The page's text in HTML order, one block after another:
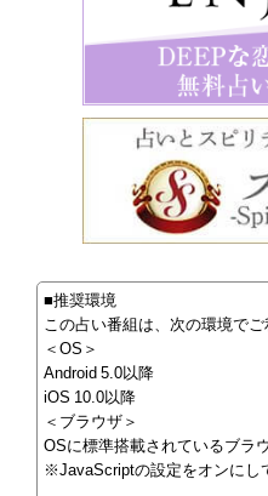
■推奨環境
この占い番組は、次の環境でご
＜OS＞
Android 5.0以降
iOS 10.0以降
＜ブラウザ＞
OSに標準搭載されているブラウ
※JavaScriptの設定をオンにし